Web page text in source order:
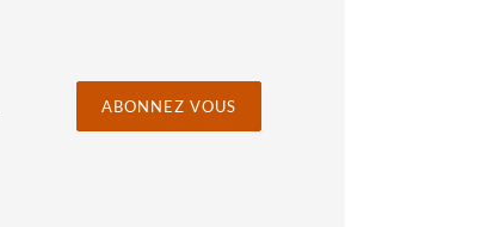
ABONNEZ VOUS